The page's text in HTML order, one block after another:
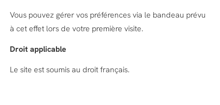
Vous pouvez gérer vos préférences via le bandeau prévu
à cet effet lors de votre première visite.
Droit applicable
Le site est soumis au droit français.